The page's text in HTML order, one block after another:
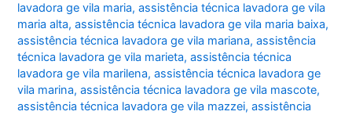
lavadora ge vila maria,assistência técnica lavadora ge vila
maria alta,assistência técnica lavadora ge vila maria baixa,
assistência técnica lavadora ge vila mariana,assistência
técnica lavadora ge vila marieta,assistência técnica
lavadora ge vila marilena,assistência técnica lavadora ge
vila marina,assistência técnica lavadora ge vila mascote,
assistência técnica lavadora ge vila mazzei,assistência